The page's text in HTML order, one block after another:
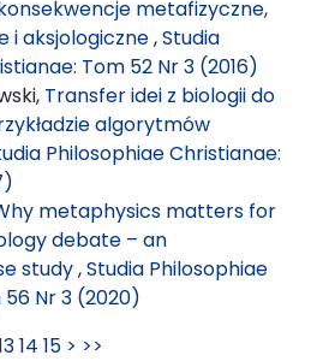
metafizyczne,
i aksjologiczne,Studia
Tom 52 Nr 3 (2016)
Transfer idei z biologii do
algorytmów
Philosophiae Christianae:
metaphysics matters for
debate – an
study,Studia Philosophiae
Nr 3 (2020)
14 15 > >>